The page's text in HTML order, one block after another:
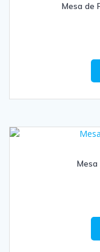
Mesa de
Mesa